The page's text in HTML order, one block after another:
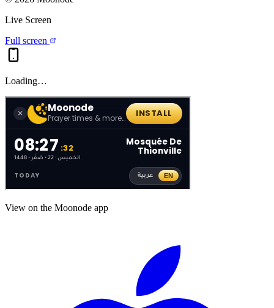
Live Screen
Full screen
Loading…
View on the Moonode app